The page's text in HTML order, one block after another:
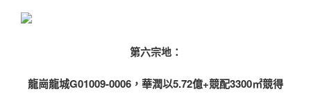
第六宗地：
龍崗龍城G01009-0006，華潤以5.72億+競配3300㎡競得